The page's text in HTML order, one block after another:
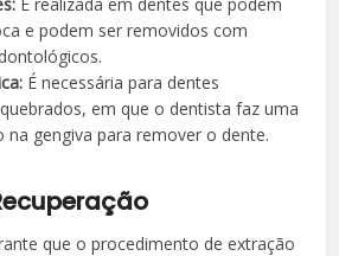
e podem ser removidos com
É necessária para dentes
em que o dentista faz uma
na gengiva para remover o dente.
que o procedimento de extração